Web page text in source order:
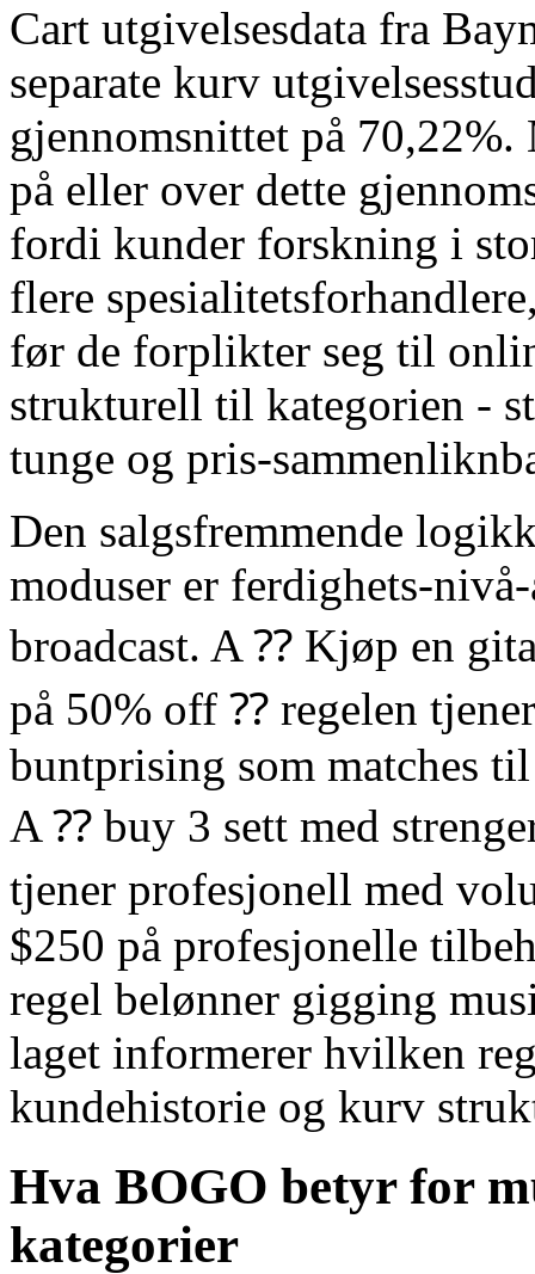
Cart utgivelsesdata fra
separate kurv
gjennomsnittet på
på eller over dette
fordi kunder forskning i
flere
før de forplikter seg til
strukturell til kategorien -
tunge og pris-
Den salgsfremmende
moduser er ferdighets-
broadcast. A ⁇ Kjøp en
på 50% off ⁇ regelen
buntprising som matches
A ⁇ buy 3 sett med
tjener profesjonell med
$250 på profesjonelle
regel belønner gigging
laget informerer hvilken
kundehistorie og kurv
Hva BOGO betyr for
kategorier